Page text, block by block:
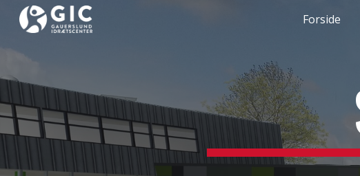
Skip to
Forside